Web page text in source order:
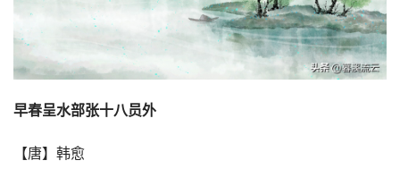
早春呈水部张十八员外
【唐】韩愈